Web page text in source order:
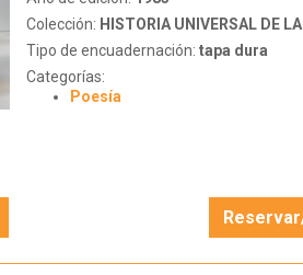
Colección: HISTORIA UNIVERSAL DE LA
Tipo de encuadernación: tapa dura
Categorías:
Poesía